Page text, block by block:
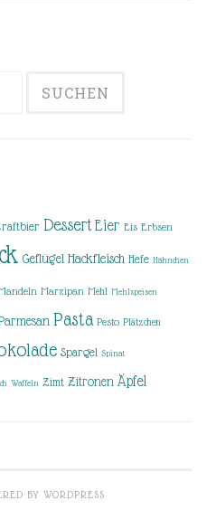
Dessert Eier Eis Erbsen
Geflügel Hackfleisch Hefe Hähnchen
Marzipan Mehl Mehlspeisen
Pasta Pesto Plätzchen
Spargel Spinat
Waffeln Zimt Zitronen Äpfel
BY WORDPRESS